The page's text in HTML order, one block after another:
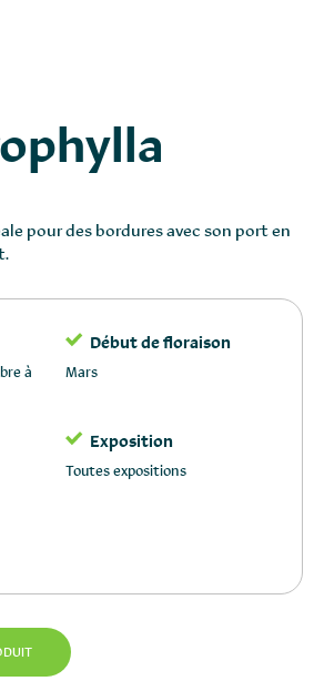
pour des bordures avec son port en
à
Début de floraison
Mars
Exposition
Toutes expositions